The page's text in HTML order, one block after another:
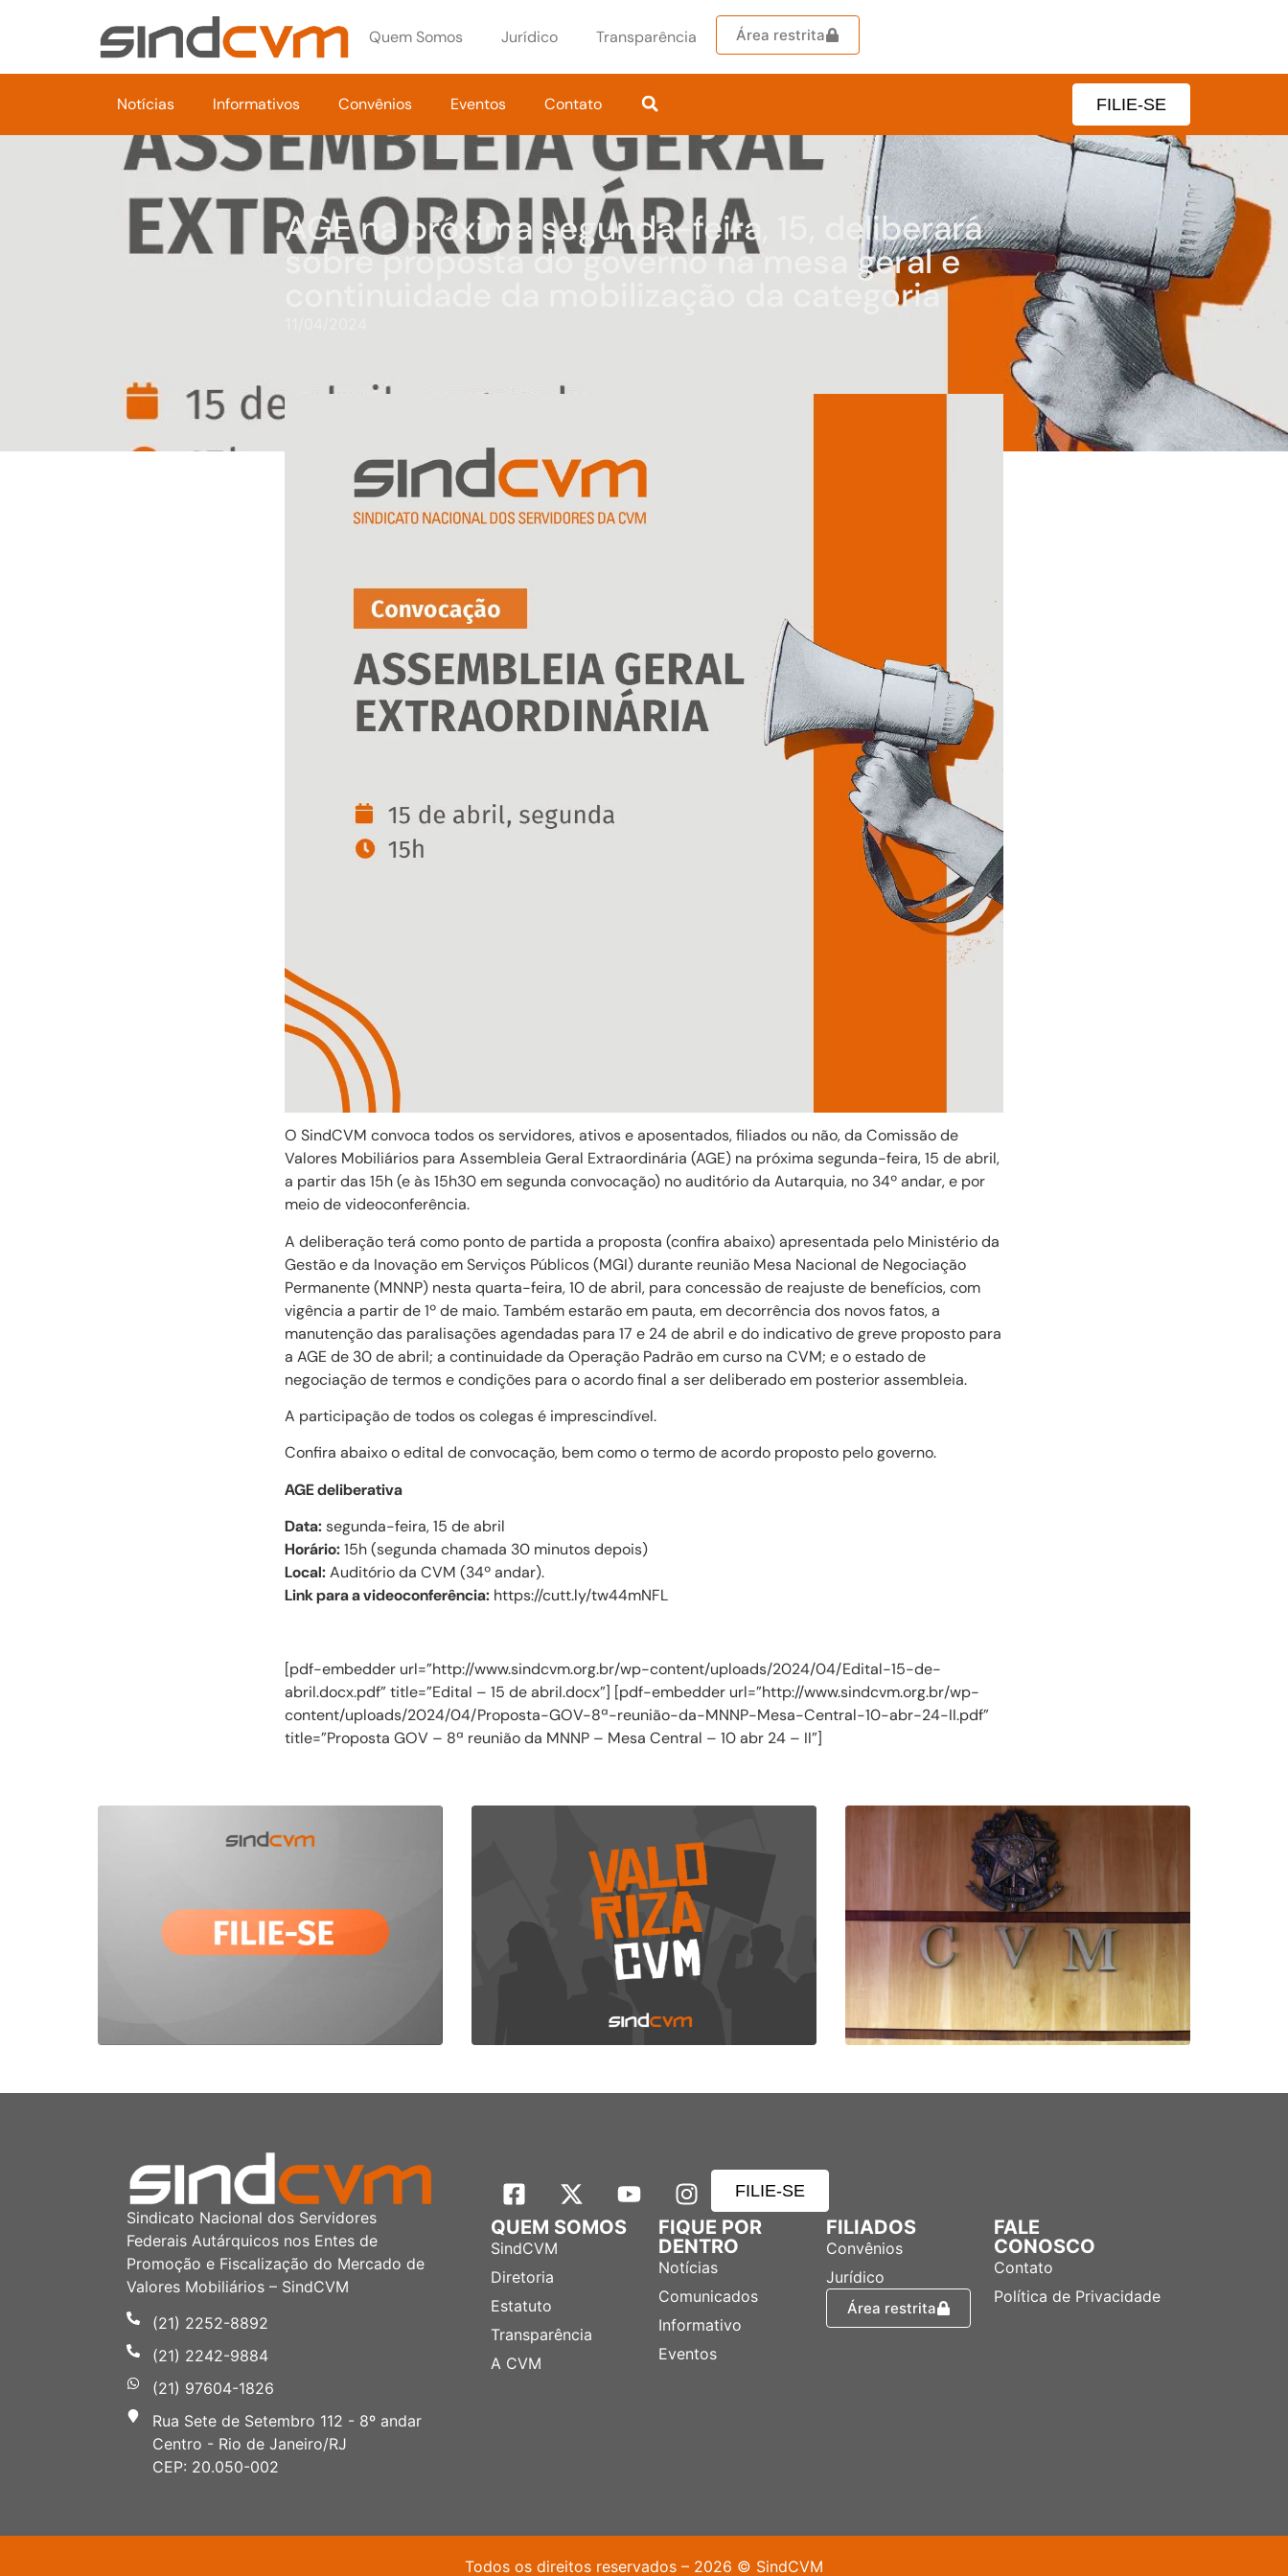
Quem Somos Jurídico Transparência Área restrita
Notícias Informativos Convênios Eventos Contato FILIE-SE
AGE na próxima segunda-feira, 15, deliberará
sobre proposta do governo na mesa geral e
continuidade da mobilização da categoria
O SindCVM convoca todos os servidores, ativos e aposentados, filiados ou não, da Comissão de
Valores Mobiliários para Assembleia Geral Extraordinária (AGE) na próxima segunda-feira, 15 de abril,
a partir das 15h (e às 15h30 em segunda convocação) no auditório da Autarquia, no 34º andar, e por
meio de videoconferência.
A deliberação terá como ponto de partida a proposta (confira abaixo) apresentada pelo Ministério da
Gestão e da Inovação em Serviços Públicos (MGI) durante reunião Mesa Nacional de Negociação
Permanente (MNNP) nesta quarta-feira, 10 de abril, para concessão de reajuste de benefícios, com
vigência a partir de 1º de maio. Também estarão em pauta, em decorrência dos novos fatos, a
manutenção das paralisações agendadas para 17 e 24 de abril e do indicativo de greve proposto para
a AGE de 30 de abril; a continuidade da Operação Padrão em curso na CVM; e o estado de
negociação de termos e condições para o acordo final a ser deliberado em posterior assembleia.
A participação de todos os colegas é imprescindível.
Confira abaixo o edital de convocação, bem como o termo de acordo proposto pelo governo.
AGE deliberativa
Data:segunda-feira, 15 de abril
Horário:15h (segunda chamada 30 minutos depois)
Local:Auditório da CVM (34º andar).
Link para a videoconferência: https://cutt.ly/tw44mNFL
[pdf-embedder url=”http://www.sindcvm.org.br/wp-content/uploads/2024/04/Edital-15-de-
abril.docx.pdf” title=”Edital – 15 de abril.docx”] [pdf-embedder url=”http://www.sindcvm.org.br/wp-
content/uploads/2024/04/Proposta-GOV-8ª-reunião-da-MNNP-Mesa-Central-10-abr-24-II.pdf”
title=”Proposta GOV – 8ª reunião da MNNP – Mesa Central – 10 abr 24 – II”]
Sindicato Nacional dos Servidores
Federais Autárquicos nos Entes de
Promoção e Fiscalização do Mercado de
Valores Mobiliários – SindCVM
(21) 2252-8892
(21) 2242-9884
(21) 97604-1826
Rua Sete de Setembro 112 - 8º andar
Centro - Rio de Janeiro/RJ
CEP: 20.050-002
FILIE-SE
QUEM SOMOS
SindCVM
Diretoria
Estatuto
Transparência
A CVM
FIQUE POR
DENTRO
Notícias
Comunicados
Informativo
Eventos
FILIADOS
Convênios
Jurídico
Área restrita
FALE
CONOSCO
Contato
Política de Privacidade
Todos os direitos reservados – 2026 © SindCVM